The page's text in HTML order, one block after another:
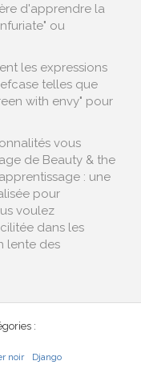
d'apprendre la
ou
les expressions
telles que
with envy" pour
vous
de Beauty & the
: une
pour
voulez
dans les
lente des
:
noir
Django